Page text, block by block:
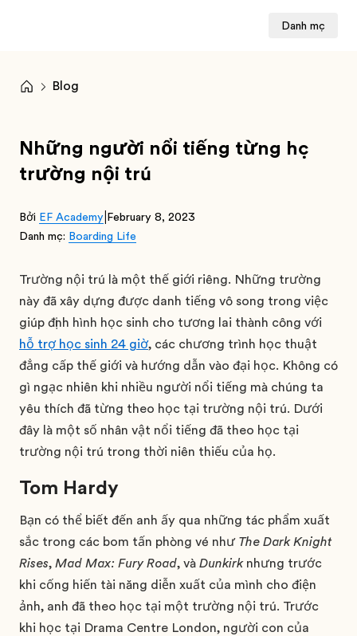
Danh mục
Blog
Những người nổi tiếng từng học
trường nội trú
Bởi EF Academy February 8, 2023
Danh mục: Boarding Life
Trường nội trú là một thế giới riêng. Những trường
này đã xây dựng được danh tiếng vô song trong việc
giúp định hình học sinh cho tương lai thành công với
hỗ trợ học sinh 24 giờ, các chương trình học thuật
đẳng cấp thế giới và hướng dẫn vào đại học. Không có
gì ngạc nhiên khi nhiều người nổi tiếng mà chúng ta
yêu thích đã từng theo học tại trường nội trú. Dưới
đây là một số nhân vật nổi tiếng đã theo học tại
trường nội trú trong thời niên thiếu của họ.
Tom Hardy
Bạn có thể biết đến anh ấy qua những tác phẩm xuất
sắc trong các bom tấn phòng vé như The Dark Knight
Rises, Mad Max: Fury Road, và Dunkirknhưng trước
khi cống hiến tài năng diễn xuất của mình cho điện
ảnh, anh đã theo học tại một trường nội trú. Trước
khi học tại Drama Centre London, người con của